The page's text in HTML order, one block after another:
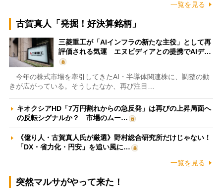
一覧を見る
古賀真人「発掘！好決算銘柄」
三菱重工が「AIインフラの新たな主役」として再
評価される気運 エヌビディアとの提携でAIデ…
今年の株式市場を牽引してきたAI・半導体関連株に、調整の動
きが広がっている。そうしたなか、再び注目…
キオクシアHD「7万円割れからの急反発」は再びの上昇局面へ
の反転シグナルか？ 市場のムー…
《億り人・古賀真人氏が厳選》野村総合研究所だけじゃない！
「DX・省力化・円安」を追い風に…
一覧を見る
突然マルサがやって来た！